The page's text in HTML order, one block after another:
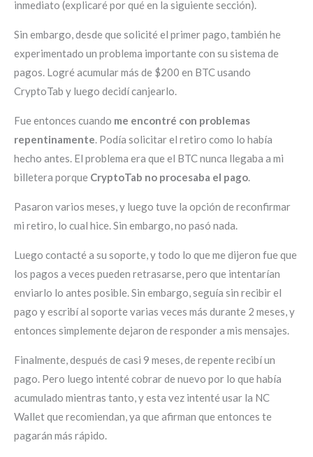
inmediato (explicaré por qué en la siguiente sección).
Sin embargo, desde que solicité el primer pago, también he
experimentado un problema importante con su sistema de
pagos. Logré acumular más de $200 en BTC usando
CryptoTab y luego decidí canjearlo.
Fue entonces cuando me encontré con problemas
repentinamente . Podía solicitar el retiro como lo había
hecho antes. El problema era que el BTC nunca llegaba a mi
billetera porque CryptoTab no procesaba el pago
Pasaron varios meses, y luego tuve la opción de reconfirmar
mi retiro, lo cual hice. Sin embargo, no pasó nada.
Luego contacté a su soporte, y todo lo que me dijeron fue que
los pagos a veces pueden retrasarse, pero que intentarían
enviarlo lo antes posible. Sin embargo, seguía sin recibir el
pago y escribí al soporte varias veces más durante 2 meses, y
entonces simplemente dejaron de responder a mis mensajes.
Finalmente, después de casi 9 meses, de repente recibí un
pago. Pero luego intenté cobrar de nuevo por lo que había
acumulado mientras tanto, y esta vez intenté usar la NC
Wallet que recomiendan, ya que afirman que entonces te
pagarán más rápido.